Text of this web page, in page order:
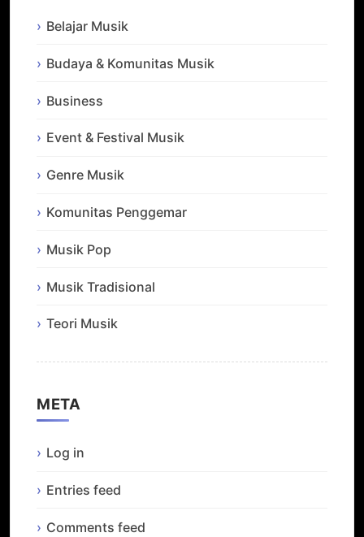
Belajar Musik
Budaya & Komunitas Musik
Business
Event & Festival Musik
Genre Musik
Komunitas Penggemar
Musik Pop
Musik Tradisional
Teori Musik
META
Log in
Entries feed
Comments feed